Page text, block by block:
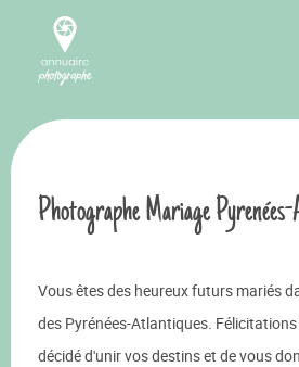
Photographe Mariage
Vous êtes des heureux futurs mariés
des Pyrénées-Atlantiques.
décidé d'unir vos destins et de vous